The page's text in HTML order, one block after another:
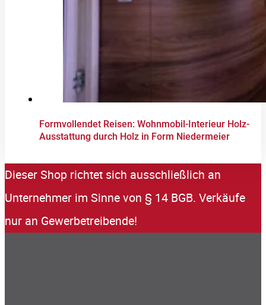
Formvollendet Reisen: Wohnmobil-Interieur Holz-
Ausstattung durch Holz in Form Niedermeier
Dieser Shop richtet sich ausschließlich an
Unternehmer im Sinne von § 14 BGB. Verkäufe
nur an Gewerbetreibende!